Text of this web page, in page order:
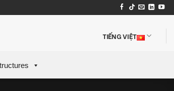
TIẾNG VIỆT